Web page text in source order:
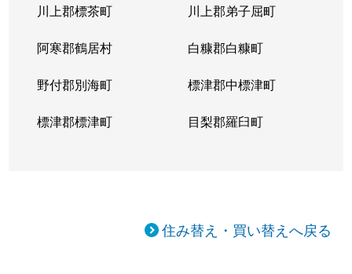
川上郡標茶町 川上郡弟子屈町
阿寒郡鶴居村 白糠郡白糠町
野付郡別海町 標津郡中標津町
標津郡標津町 目梨郡羅臼町
住み替え・買い替えへ戻る